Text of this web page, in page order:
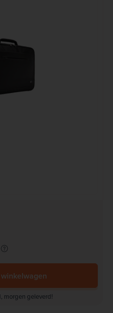
morgen geleverd!